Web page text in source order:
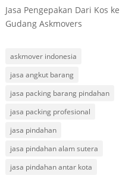
Jasa Pengepakan Dari Kos ke
Gudang Askmovers
askmover indonesia
jasa angkut barang
jasa packing barang pindahan
jasa packing profesional
jasa pindahan
jasa pindahan alam sutera
jasa pindahan antar kota